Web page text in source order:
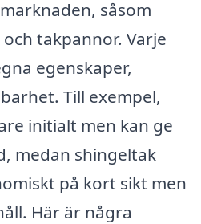
såsom
takpannor. Varje
egenskaper,
Till exempel,
initialt men kan ge
medan shingeltak
på kort sikt men
Här är några